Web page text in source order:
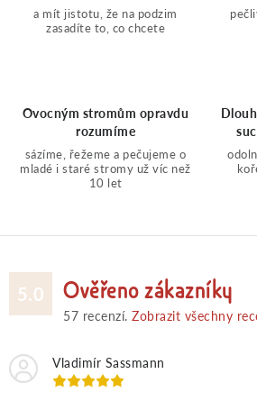
y
v
p
a mít jistotu, že na podzim
zasadíte to, co chcete
Ovocným stromům opravdu
rozumíme
sázíme, řežeme a pečujeme o
mladé i staré stromy už víc než
10 let
5.0 Ověřeno zákazníky
57 recenzí. Zobrazit všechny
Vladimír Sassmann